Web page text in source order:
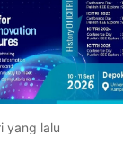
yang lalu